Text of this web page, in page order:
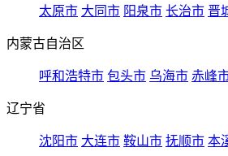
太原市 大同市 阳泉市 长治市 晋
内蒙古自治区
呼和浩特市 包头市 乌海市 赤峰
辽宁省
沈阳市 大连市 鞍山市 抚顺市 本